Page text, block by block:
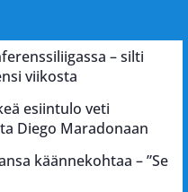
– silti
viikosta
esiintulo veti
Diego Maradonaan
käännekohtaa – ”Se